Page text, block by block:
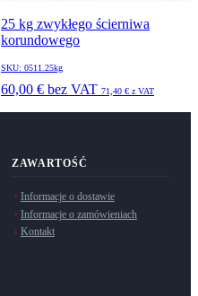
25 kg zwykłego ścierniwa
korundowego
SKU: 0511.25kg
60,00 € bez VAT 71,40 € z VAT
ZAWARTOŚĆ
Informacje o dostawie
Informacje o zamówieniach
Kontakt